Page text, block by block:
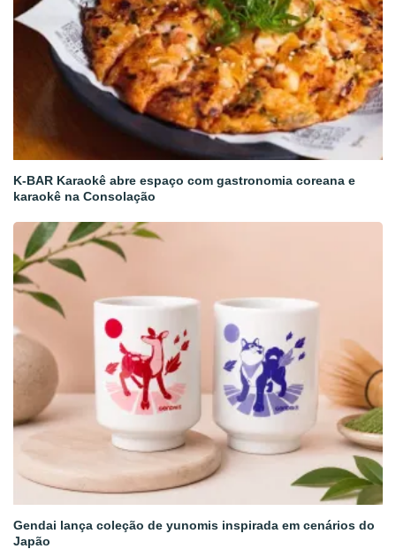
K-BAR Karaokê abre espaço com gastronomia coreana e
karaokê na Consolação
Gendai lança coleção de yunomis inspirada em cenários do
Japão